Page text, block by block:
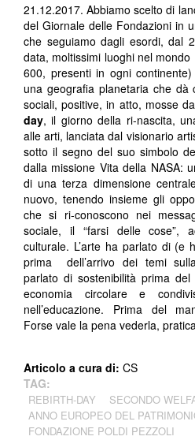
21.12.2017. Abbiamo scelto di
del Giornale delle Fondazioni in
che seguiamo dagli esordi, dal
data, moltissimi luoghi nel
600, presenti in ogni
una geografia planetaria che
sociali, positive, in atto, mosse
day, il giorno della ri-nascita,
alle arti, lanciata dal visionario
sotto il segno del suo simbolo
dalla missione Vita della NASA:
di una terza dimensione
nuovo, tenendo insieme gli
che si ri-conoscono nei
sociale, il “farsi delle cose”,
culturale. L’arte ha parlato di (e
prima dell’arrivo dei temi
parlato di sostenibilità prima
economia circolare e
nell’educazione. Prima del
Forse vale la pena vederla,
Articolo a cura di: CS
TAG:
REBIRTH-DAY SECONDO
ANNO EUROPEO DEL
FONDAZIONE POLDI PEZZOLI